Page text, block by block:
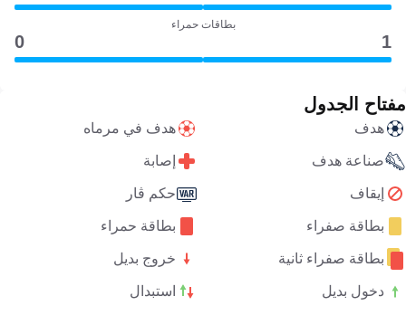
بطاقات حمراء
1
0
مفتاح الجدول
هدف هدف في مرماه
صناعة هدف إصابة
إيقاف حكم ڤار
بطاقة صفراء بطاقة حمراء
بطاقة صفراء ثانية خروج بديل
دخول بديل استبدال